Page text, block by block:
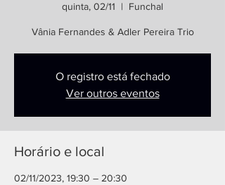
quinta, 02/11
  |
Funchal
Vânia Fernandes & Adler Pereira Trio
O registro está fechado
Ver outros eventos
Horário e local
02/11/2023, 19:30 – 20:30